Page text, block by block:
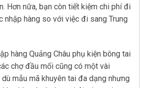
Hơn nữa, bạn còn tiết kiệm chi phí đi
nhập hàng so với việc đi sang Trung
hàng Quảng Châu phụ kiện bông tai
chợ đầu mối cũng có một vài
mẫu mã khuyên tai đa dạng nhưng